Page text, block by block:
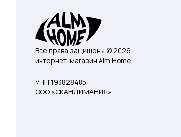
Все права защищены © 2026
интернет-магазин Alm Home.
УНП 193828485
ООО «СКАНДИМАНИЯ»